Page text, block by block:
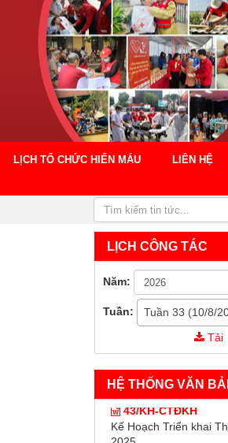
LỊCH TỔ CHỨC HIẾN MÁU LIÊN HỆ
LỊCH CÔNG TÁC
Năm:
Tuần:
Tải
HỆ THỐNG VĂN
43/KH-CTĐKH
Kế Hoạch Triển khai
2025